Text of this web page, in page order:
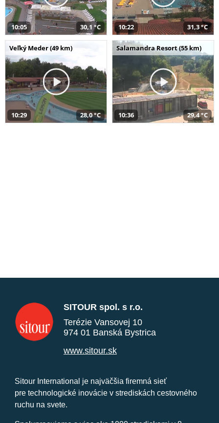
10:05 30,1 °C 10:22 31,3 °C
Veľký Meder (49 km)
10:29 28,0 °C
Salamandra Resort (55 km)
10:36 29,4 °C
SITOUR spol. s r.o.
Terézie Vansovej 10
974 01 Banská Bystrica
www.sitour.sk
Sitour International je najväčšia firemná sieť
pre technologické inovácie v strediskách cestovného
ruchu na svete.